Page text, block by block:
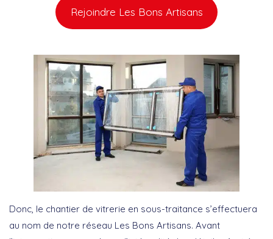
Rejoindre Les Bons Artisans
Donc, le chantier de vitrerie en sous-traitance s’effectuera
au nom de notre réseau Les Bons Artisans. Avant